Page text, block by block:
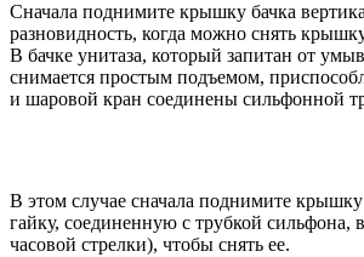
Сначала поднимите крышку бачка
разновидность, когда можно снять
В бачке унитаза, который запитан от
снимается простым подъемом,
и шаровой кран соединены сильфонной
В этом случае сначала поднимите
гайку, соединенную с трубкой сильфона,
часовой стрелки), чтобы снять ее.